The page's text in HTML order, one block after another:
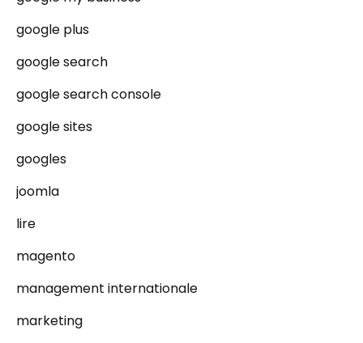
google plus
google search
google search console
google sites
googles
joomla
lire
magento
management internationale
marketing